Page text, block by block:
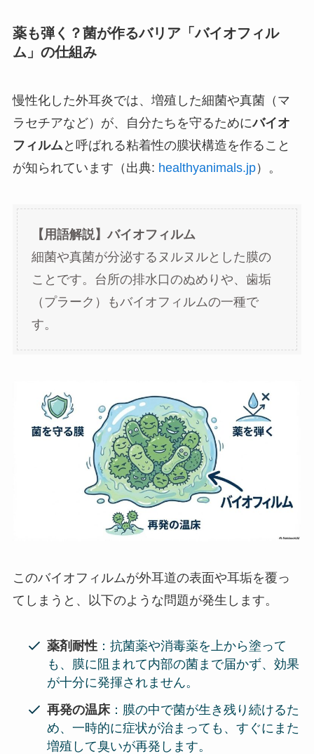
薬も弾く？菌が作るバリア「バイオフィル
ム」の仕組み
慢性化した外耳炎では、増殖した細菌や真菌（マ
ラセチアなど）が、自分たちを守るためにバイオ
フィルムと呼ばれる粘着性の膜状構造を作ること
が知られています（出典: healthyanimals.jp）。
【用語解説】バイオフィルム
細菌や真菌が分泌するヌルヌルとした膜の
ことです。台所の排水口のぬめりや、歯垢
（プラーク）もバイオフィルムの一種で
す。
このバイオフィルムが外耳道の表面や耳垢を覆っ
てしまうと、以下のような問題が発生します。
薬剤耐性 ：抗菌薬や消毒薬を上から塗って
も、膜に阻まれて内部の菌まで届かず、効果
が十分に発揮されません。
再発の温床：膜の中で菌が生き残り続けるた
め、一時的に症状が治まっても、すぐにまた
増殖して臭いが再発します。